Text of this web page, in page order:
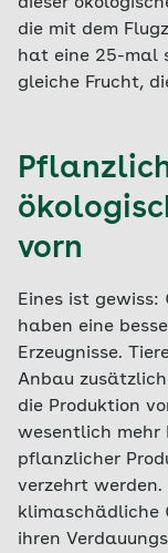
die mit dem
hat eine 25-mal
gleiche Frucht,
vorn
Eines ist gewiss:
haben eine
Erzeugnisse.
Anbau
die Produktion
wesentlich mehr
pflanzlicher
verzehrt
klimaschädliche
ihren